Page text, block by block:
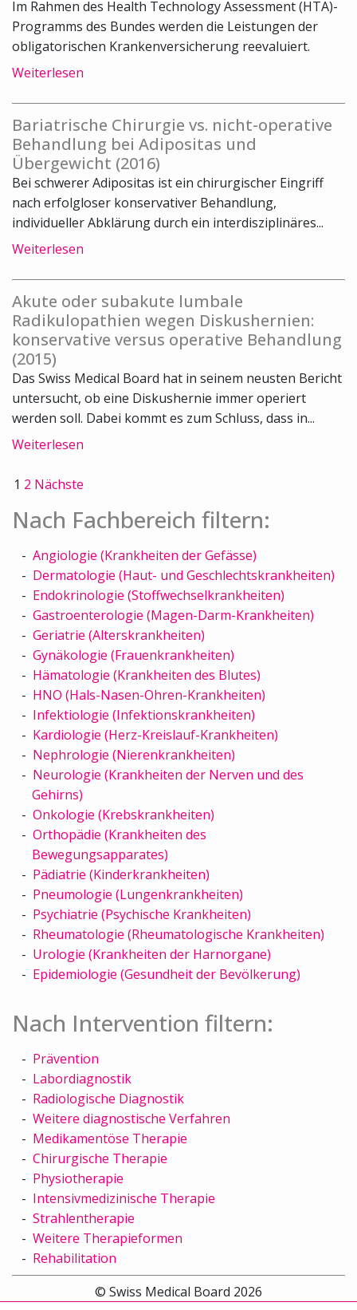
Im Rahmen des Health Technology Assessment (HTA)-
Programms des Bundes werden die Leistungen der
obligatorischen Krankenversicherung reevaluiert.
Weiterlesen
Bariatrische Chirurgie vs. nicht-operative
Behandlung bei Adipositas und
Übergewicht (2016)
Bei schwerer Adipositas ist ein chirurgischer Eingriff
nach erfolgloser konservativer Behandlung,
individueller Abklärung durch ein interdisziplinäres...
Weiterlesen
Akute oder subakute lumbale
Radikulopathien wegen Diskushernien:
konservative versus operative Behandlung
(2015)
Das Swiss Medical Board hat in seinem neusten Bericht
untersucht, ob eine Diskushernie immer operiert
werden soll. Dabei kommt es zum Schluss, dass in...
Weiterlesen
1 2 Nächste
Nach Fachbereich filtern:
Angiologie (Krankheiten der Gefässe)
Dermatologie (Haut- und Geschlechtskrankheiten)
Endokrinologie (Stoffwechselkrankheiten)
Gastroenterologie (Magen-Darm-Krankheiten)
Geriatrie (Alterskrankheiten)
Gynäkologie (Frauenkrankheiten)
Hämatologie (Krankheiten des Blutes)
HNO (Hals-Nasen-Ohren-Krankheiten)
Infektiologie (Infektionskrankheiten)
Kardiologie (Herz-Kreislauf-Krankheiten)
Nephrologie (Nierenkrankheiten)
Neurologie (Krankheiten der Nerven und des
Gehirns)
Onkologie (Krebskrankheiten)
Orthopädie (Krankheiten des
Bewegungsapparates)
Pädiatrie (Kinderkrankheiten)
Pneumologie (Lungenkrankheiten)
Psychiatrie (Psychische Krankheiten)
Rheumatologie (Rheumatologische Krankheiten)
Urologie (Krankheiten der Harnorgane)
Epidemiologie (Gesundheit der Bevölkerung)
Nach Intervention filtern:
Prävention
Labordiagnostik
Radiologische Diagnostik
Weitere diagnostische Verfahren
Medikamentöse Therapie
Chirurgische Therapie
Physiotherapie
Intensivmedizinische Therapie
Strahlentherapie
Weitere Therapieformen
Rehabilitation
© Swiss Medical Board 2026